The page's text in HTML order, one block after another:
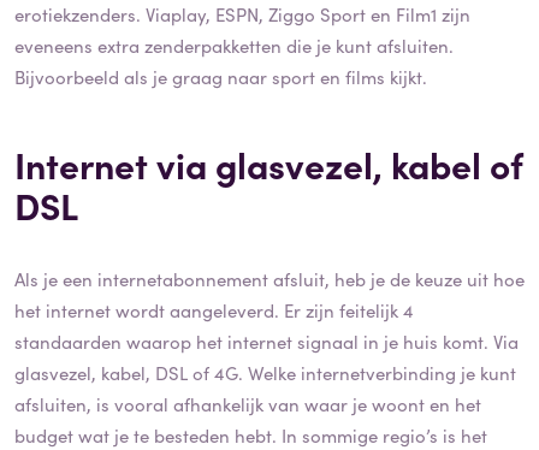
erotiekzenders. Viaplay, ESPN, Ziggo Sport en Film1 zijn
eveneens extra zenderpakketten die je kunt afsluiten.
Bijvoorbeeld als je graag naar sport en films kijkt.
Internet via glasvezel, kabel of
DSL
Als je een internetabonnement afsluit, heb je de keuze uit hoe
het internet wordt aangeleverd. Er zijn feitelijk 4
standaarden waarop het internet signaal in je huis komt. Via
glasvezel, kabel, DSL of 4G. Welke internetverbinding je kunt
afsluiten, is vooral afhankelijk van waar je woont en het
budget wat je te besteden hebt. In sommige regio’s is het